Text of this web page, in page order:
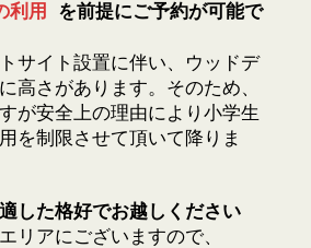
利用
を前提にご予約が可能で
サイト設置に伴い、ウッドデ
高さがあります。そのため、
が安全上の理由により小学生
を制限させて頂いて降りま
した格好でお越しください
リアにございますので、